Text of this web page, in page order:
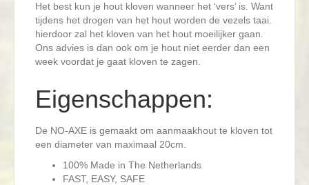
Het best kun je hout kloven wanneer het ‘vers’ is. Want
tijdens het drogen van het hout worden de vezels taai.
hierdoor zal het kloven van het hout moeilijker gaan.
Ons advies is dan ook om je hout niet eerder dan een
week voordat je gaat kloven te zagen.
Eigenschappen:
De NO-AXE is gemaakt om aanmaakhout te kloven tot
een diameter van maximaal 20cm.
100% Made in The Netherlands
FAST, EASY, SAFE